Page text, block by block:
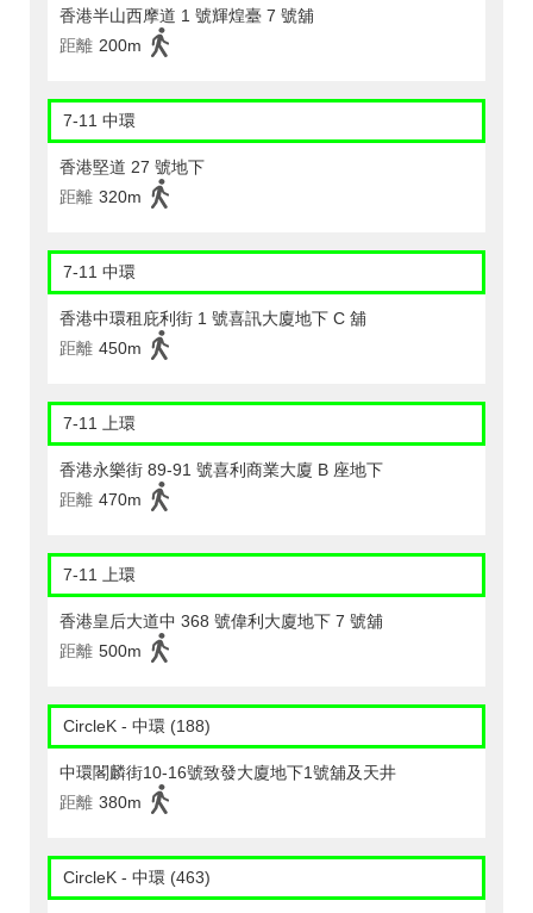
香港半山西摩道 1 號輝煌臺 7 號舖
距離 200m
7-11 中環
香港堅道 27 號地下
距離 320m
7-11 中環
香港中環租庇利街 1 號喜訊大廈地下 C 舖
距離 450m
7-11 上環
香港永樂街 89-91 號喜利商業大廈 B 座地下
距離 470m
7-11 上環
香港皇后大道中 368 號偉利大廈地下 7 號舖
距離 500m
CircleK - 中環 (188)
中環閣麟街10-16號致發大廈地下1號舖及天井
距離 380m
CircleK - 中環 (463)